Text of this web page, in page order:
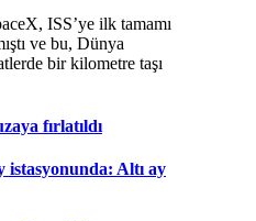
ISS’ye ilk tamamı
ve bu, Dünya
bir kilometre taşı
fırlatıldı
istasyonunda: Altı ay